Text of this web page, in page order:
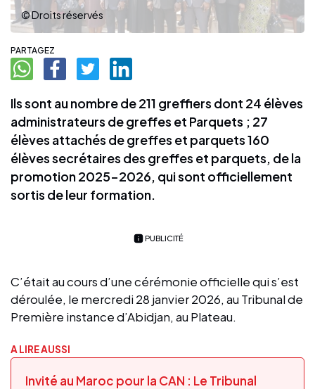
© Droits réservés
PARTAGEZ
Ils sont au nombre de 211 greffiers dont 24 élèves
administrateurs de greffes et Parquets ; 27
élèves attachés de greffes et parquets 160
élèves secrétaires des greffes et parquets, de la
promotion 2025-2026, qui sont officiellement
sortis de leur formation.
PUBLICITÉ
C’était au cours d’une cérémonie officielle qui s’est
déroulée, le mercredi 28 janvier 2026, au Tribunal de
Première instance d’Abidjan, au Plateau.
A LIRE AUSSI
Invité au Maroc pour la CAN : Le Tribunal